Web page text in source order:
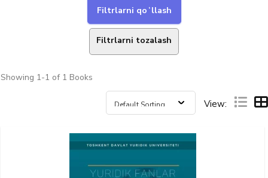
Filtrlarni tozalash
Showing 1-1 of 1 Books
View: